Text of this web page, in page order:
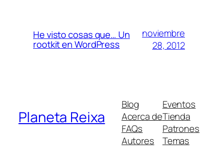
He visto cosas que… Un
rootkit en WordPress
noviembre
28, 2012
Planeta Reixa
Blog
Acerca de
FAQs
Autores
Eventos
Tienda
Patrones
Temas